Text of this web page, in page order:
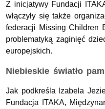
Z inicjatywy Fundacji
włączyły się także
federacji Missing Children
problematyką zaginięć
europejskich.
Niebieskie światło
Jak podkreśla Izabela
Fundacja ITAKA,